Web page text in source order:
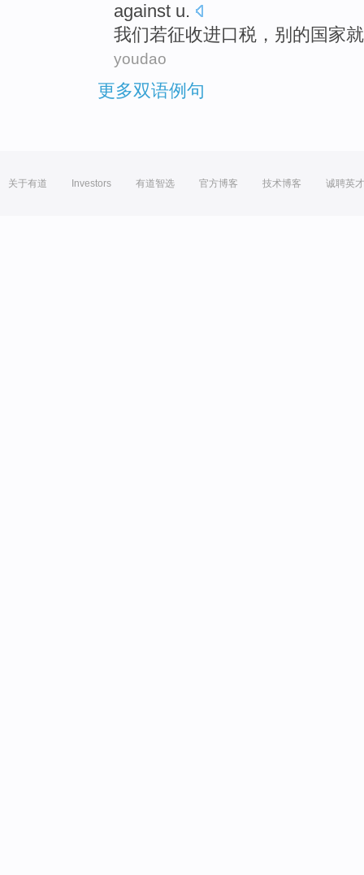
against u.
我们若征收进口税 ， 别的 国家
youdao
更多双语例句
关于有道 Investors 有道智选 官方博客 技术博客 诚聘英才